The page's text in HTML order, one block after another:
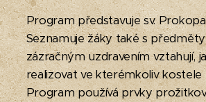
Program představuje sv.
Seznamuje žáky také s
zázračným uzdravením vztahují,
realizovat ve kterémkoliv
Program používá prvky